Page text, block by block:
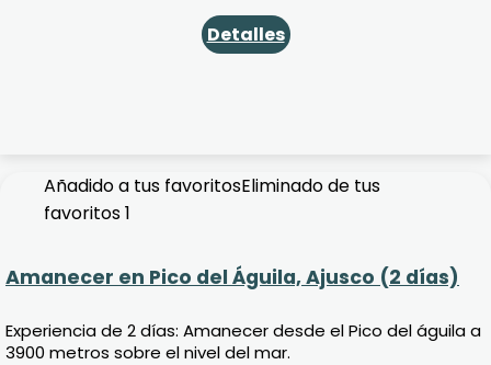
Detalles
Añadido a tus favoritosEliminado de tus
favoritos1
Amanecer en Pico del Águila, Ajusco (2 días)
Experiencia de 2 días: Amanecer desde el Pico del águila a
3900 metros sobre el nivel del mar.